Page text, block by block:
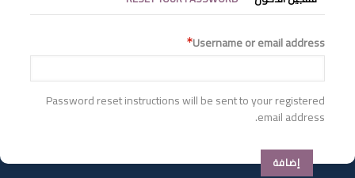
الأساسية
Username or email address
Password reset instructions will be sent to your registered
email address.